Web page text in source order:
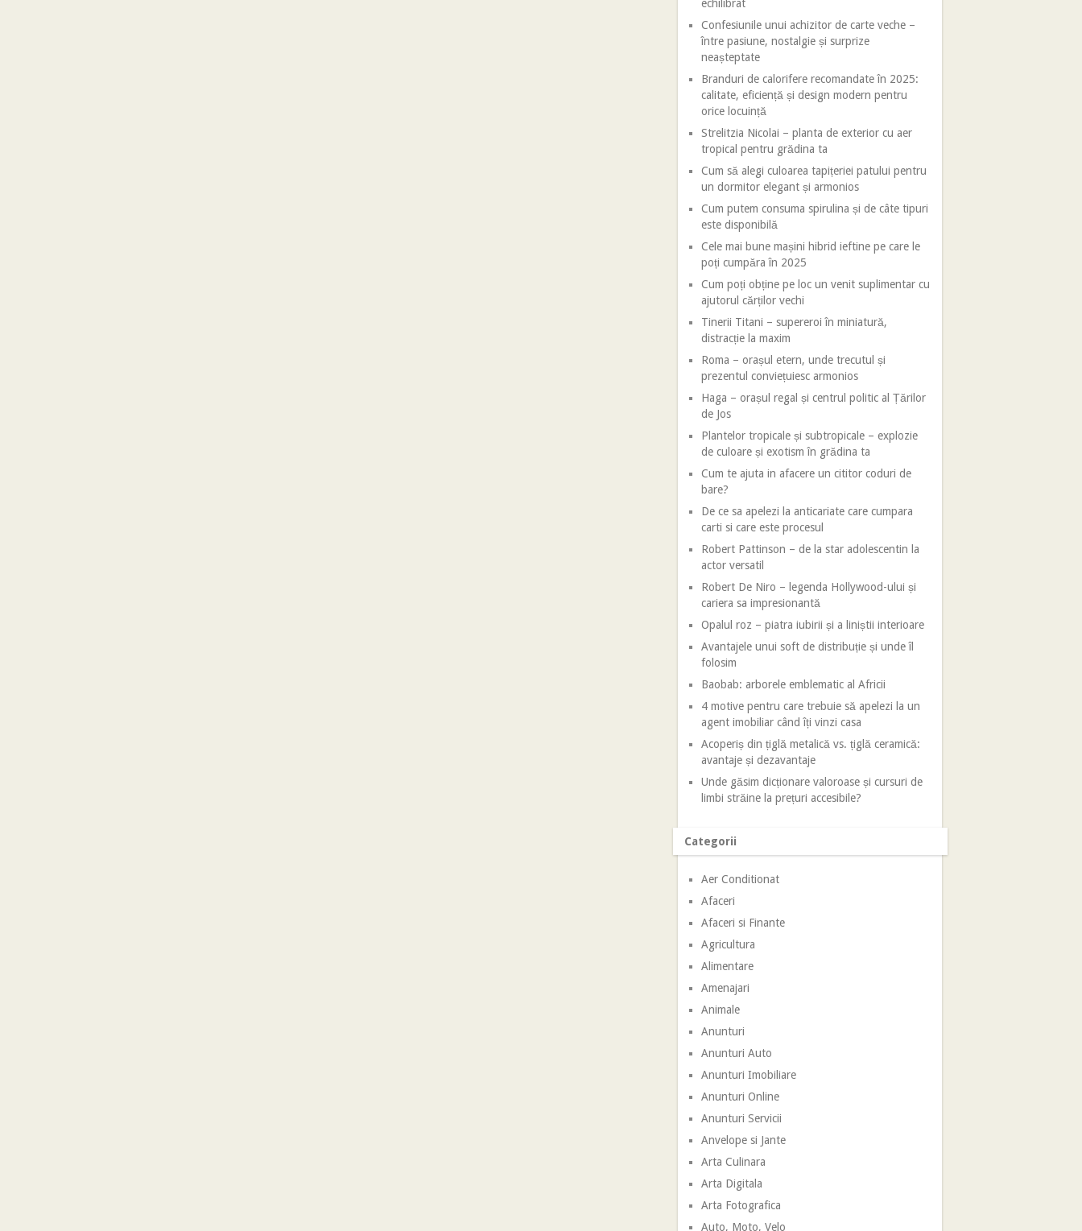
echilibrat
Confesiunile unui achizitor de carte veche –
între pasiune, nostalgie și surprize
neașteptate
Branduri de calorifere recomandate în 2025:
calitate, eficiență și design modern pentru
orice locuință
Strelitzia Nicolai – planta de exterior cu aer
tropical pentru grădina ta
Cum să alegi culoarea tapițeriei patului pentru
un dormitor elegant și armonios
Cum putem consuma spirulina și de câte tipuri
este disponibilă
Cele mai bune mașini hibrid ieftine pe care le
poți cumpăra în 2025
Cum poți obține pe loc un venit suplimentar cu
ajutorul cărților vechi
Tinerii Titani – supereroi în miniatură,
distracție la maxim
Roma – orașul etern, unde trecutul și
prezentul conviețuiesc armonios
Haga – orașul regal și centrul politic al Țărilor
de Jos
Plantelor tropicale și subtropicale – explozie
de culoare și exotism în grădina ta
Cum te ajuta in afacere un cititor coduri de
bare?
De ce sa apelezi la anticariate care cumpara
carti si care este procesul
Robert Pattinson – de la star adolescentin la
actor versatil
Robert De Niro – legenda Hollywood-ului și
cariera sa impresionantă
Opalul roz – piatra iubirii și a liniștii interioare
Avantajele unui soft de distribuție și unde îl
folosim
Baobab: arborele emblematic al Africii
4 motive pentru care trebuie să apelezi la un
agent imobiliar când îți vinzi casa
Acoperiș din țiglă metalică vs. țiglă ceramică:
avantaje și dezavantaje
Unde găsim dicționare valoroase și cursuri de
limbi străine la prețuri accesibile?
Categorii
Aer Conditionat
Afaceri
Afaceri si Finante
Agricultura
Alimentare
Amenajari
Animale
Anunturi
Anunturi Auto
Anunturi Imobiliare
Anunturi Online
Anunturi Servicii
Anvelope si Jante
Arta Culinara
Arta Digitala
Arta Fotografica
Auto, Moto, Velo